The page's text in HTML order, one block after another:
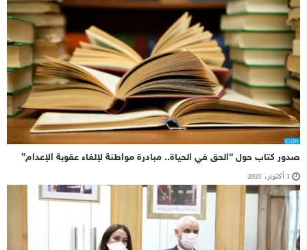
صدور كتاب حول “الحق في الحياة.. مبادرة مواطنة لإلغاء عقوبة الإعدام”
1 أكتوبر، 2021